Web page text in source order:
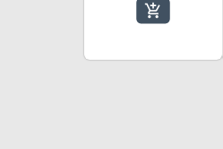
add_shopping_cart